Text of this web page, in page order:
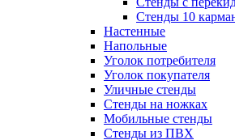
Стенды 10
Настенные
Напольные
Уголок потребителя
Уголок покупателя
Уличные стенды
Стенды на ножках
Мобильные стенды
Стенды из ПВХ